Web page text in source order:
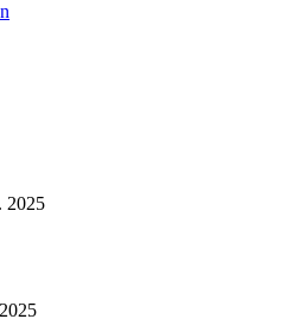
2025